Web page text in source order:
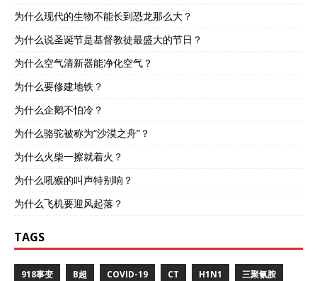
为什么现代的生物不能长到恐龙那么大？
为什么说圣诞节是基督教徒最盛大的节日？
为什么空气清新器能净化空气？
为什么要修建地铁？
为什么企鹅不怕冷？
为什么骆驼被称为“沙漠之舟”？
为什么火柴一擦就着火？
为什么吼猴的叫声特别响？
为什么飞机要迎风起落？
TAGS
918事变 B超 COVID-19 CT H1N1 三聚氰胺